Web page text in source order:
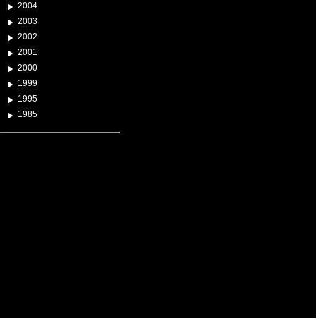
2004
2003
2002
2001
2000
1999
1995
1985